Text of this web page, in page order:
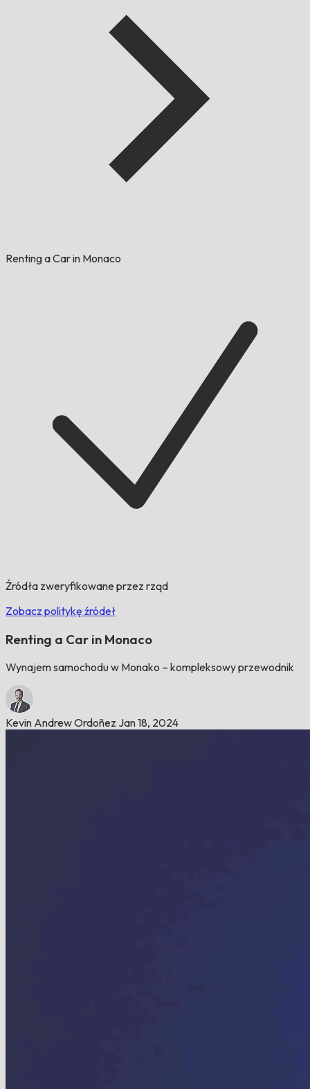
Renting a Car in Monaco
Źródła zweryfikowane przez rząd
Zobacz politykę źródeł
Renting a Car in Monaco
Wynajem samochodu w Monako – kompleksowy przewodnik
Kevin Andrew Ordoñez Jan 18, 2024